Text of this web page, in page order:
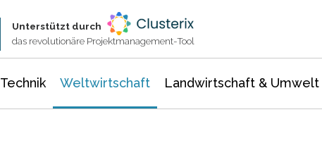
Unterstützt durch
das revolutionäre Projektmanagement-Tool
Technik Weltwirtschaft Landwirtschaft & Umwelt